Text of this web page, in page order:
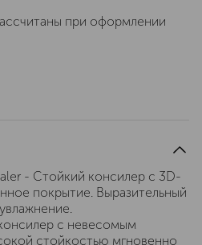
при оформлении
- Стойкий консилер с 3D-
покрытие. Выразительный
с невесомым
стойкостью мгновенно